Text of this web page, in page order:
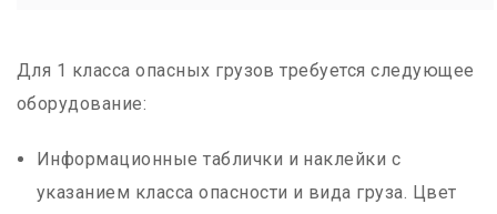
Для 1 класса опасных грузов требуется следующее
оборудование:
Информационные таблички и наклейки с
указанием класса опасности и вида груза. Цвет